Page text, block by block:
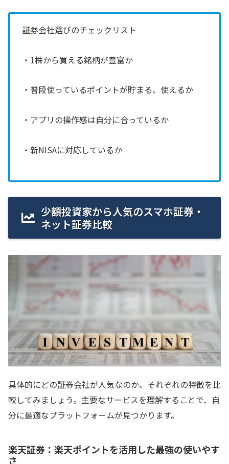
証券会社選びのチェックリスト
・1株から買える銘柄が豊富か
・普段使っているポイントが貯まる、使えるか
・アプリの操作感は自分に合っているか
・新NISAに対応しているか
少額投資家から人気のスマホ証券・
ネット証券比較
具体的にどの証券会社が人気なのか、それぞれの特徴を比
較してみましょう。主要なサービスを理解することで、自
分に最適なプラットフォームが見つかります。
楽天証券：楽天ポイントを活用した最強の使いやす
さ